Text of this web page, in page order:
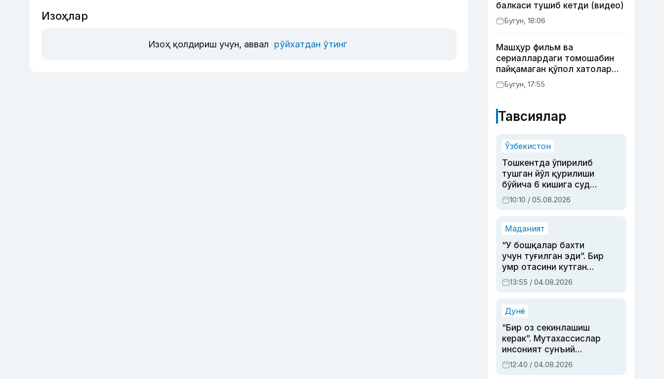
Изоҳлар
Изоҳ қолдириш учун, аввал рўйхатдан ўтинг
балкаси тушиб кетди (видео)
Бугун, 18:06
Машҳур фильм ва
сериаллардаги томошабин
пайқамаган қўпол хатолар
(фото)
Бугун, 17:55
Тавсиялар
Ўзбекистон
Тошкентда ўпирилиб
тушган йўл қурилиши
бўйича 6 кишига суд
ҳукми ўқилди
10:10 / 05.08.2026
Маданият
“У бошқалар бахти
учун туғилган эди”. Бир
умр отасини кутган
актриса ва дубльяж
устаси Римма
синовларга тўла ҳаёти
13:55 / 04.08.2026
Дунё
“Бир оз секинлашиш
керак”. Мутахассислар
инсоният сунъий
интеллектни бошқара
олмай қолишидан
12:40 / 04.08.2026